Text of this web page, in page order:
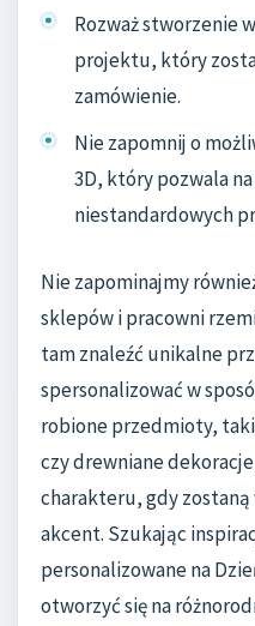
Rozważ stworzenie
projektu, który
zamówienie.
Nie zapomnij o
3D, który pozwala
niestandardowych
Nie zapominajmy
sklepów i pracowni
tam znaleźć unikalne
spersonalizować w
robione przedmioty,
czy drewniane
charakteru, gdy
akcent. Szukając
personalizowane na
otworzyć się na